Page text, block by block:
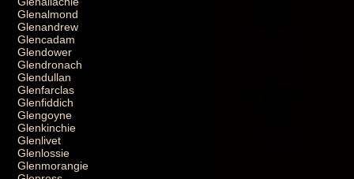
Glenalmond
Glenandrew
Glencadam
Glendower
Glendronach
Glendullan
Glenfarclas
Glenfiddich
Glengoyne
Glenkinchie
Glenlivet
Glenlossie
Glenmorangie